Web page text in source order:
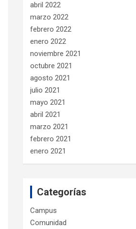
abril 2022
marzo 2022
febrero 2022
enero 2022
noviembre 2021
octubre 2021
agosto 2021
julio 2021
mayo 2021
abril 2021
marzo 2021
febrero 2021
enero 2021
Categorías
Campus
Comunidad